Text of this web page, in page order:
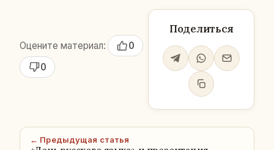
Оцените материал:
0
0
Поделиться
← Предыдущая статья